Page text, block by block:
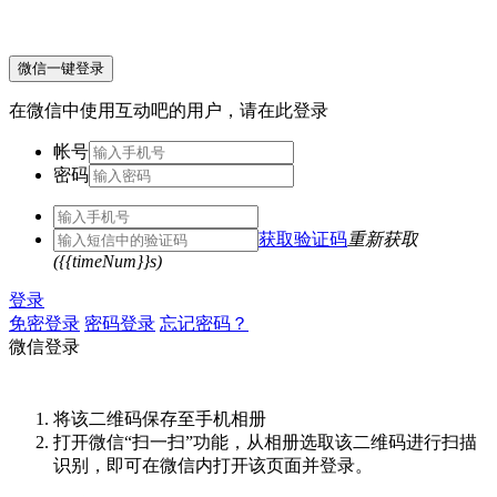
微信一键登录
在微信中使用互动吧的用户，请在此登录
帐号
密码
获取验证码重新获取
({{timeNum}}s)
登录
免密登录 密码登录 忘记密码？
微信登录
将该二维码保存至手机相册
打开微信“扫一扫”功能，从相册选取该二维码进行扫描
识别，即可在微信内打开该页面并登录。